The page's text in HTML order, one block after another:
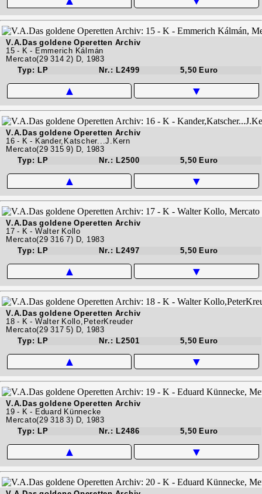
V.A.Das goldene Operetten Archiv
15 - K - Emmerich Kálmán
Mercato(29 314 2) D, 1983
Typ: LP
Nr.: L2499 5,50 Euro
▲ ▼
V.A.Das goldene Operetten Archiv
16 - K - Kander,Katscher...J.Kern
Mercato(29 315 9) D, 1983
Typ: LP
Nr.: L2500 5,50 Euro
▲ ▼
V.A.Das goldene Operetten Archiv
17 - K - Walter Kollo
Mercato(29 316 7) D, 1983
Typ: LP
Nr.: L2497 5,50 Euro
▲ ▼
V.A.Das goldene Operetten Archiv
18 - K - Walter Kollo,PeterKreuder
Mercato(29 317 5) D, 1983
Typ: LP
Nr.: L2501 5,50 Euro
▲ ▼
V.A.Das goldene Operetten Archiv
19 - K - Eduard Künnecke
Mercato(29 318 3) D, 1983
Typ: LP
Nr.: L2486 5,50 Euro
▲ ▼